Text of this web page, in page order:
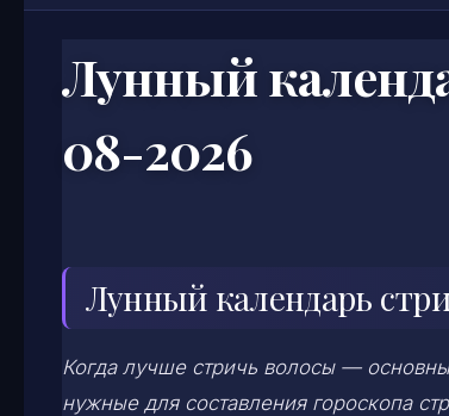
Лунный
08-2026
Лунный календарь
Когда лучше стричь волосы —
нужные для составления гороскопа